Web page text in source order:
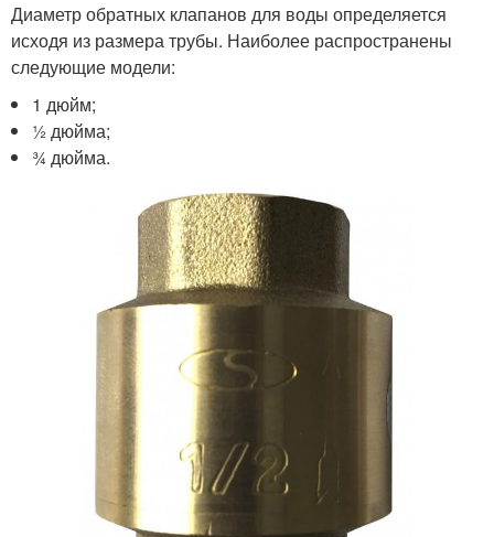
Диаметр обратных клапанов для воды определяется
исходя из размера трубы. Наиболее распространены
следующие модели:
1 дюйм;
½ дюйма;
¾ дюйма.